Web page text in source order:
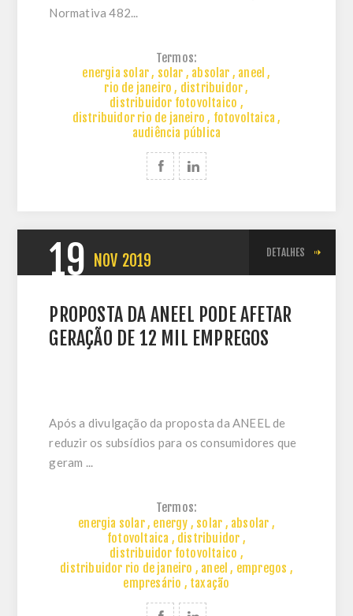
Normativa 482...
Termos:
energia solar, solar , absolar , aneel ,
rio de janeiro , distribuidor,
distribuidor fotovoltaico ,
distribuidor rio de janeiro , fotovoltaica ,
audiência pública
19 NOV 2019 DETALHES
PROPOSTA DA ANEEL PODE AFETAR
GERAÇÃO DE 12 MIL EMPREGOS
Após a divulgação da proposta da ANEEL de
reduzir os subsídios para os consumidores que
geram ...
Termos:
energia solar, energy , solar , absolar ,
fotovoltaica , distribuidor ,
distribuidor fotovoltaico ,
distribuidor rio de janeiro , aneel , empregos ,
empresário , taxação